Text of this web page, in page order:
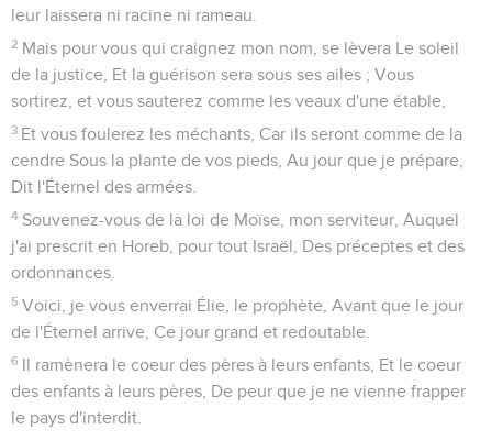
leur laissera ni racine ni rameau.
2 Mais pour vous qui craignez mon nom, se lèvera Le soleil
de la justice, Et la guérison sera sous ses ailes ; Vous
sortirez, et vous sauterez comme les veaux d'une étable,
3 Et vous foulerez les méchants, Car ils seront comme de la
cendre Sous la plante de vos pieds, Au jour que je prépare,
Dit l'Éternel des armées.
4 Souvenez-vous de la loi de Moïse, mon serviteur, Auquel
j'ai prescrit en Horeb, pour tout Israël, Des préceptes et des
ordonnances.
5 Voici, je vous enverrai Élie, le prophète, Avant que le jour
de l'Éternel arrive, Ce jour grand et redoutable.
6 Il ramènera le coeur des pères à leurs enfants, Et le coeur
des enfants à leurs pères, De peur que je ne vienne frapper
le pays d'interdit.